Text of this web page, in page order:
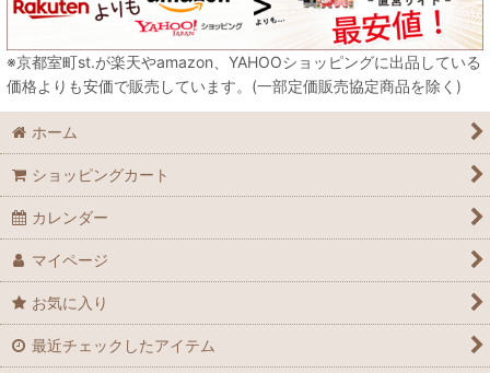
※京都室町st.が楽天やamazon、YAHOOショッピングに出品している
価格よりも安価で販売しています。(一部定価販売協定商品を除く)
ホーム
ショッピングカート
カレンダー
マイページ
お気に入り
最近チェックしたアイテム